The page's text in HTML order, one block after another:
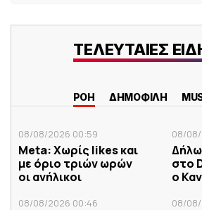
ΤΕΛΕΥΤΑΙΕΣ
ΡΟΗ ΔΗΜΟΦΙΛΗ
08/08/2026 00:59
Meta: Χωρίς likes και
με όριο τριών ωρών
οι ανήλικοι
08/08/2026 00:46
08/
στο
ο
08/